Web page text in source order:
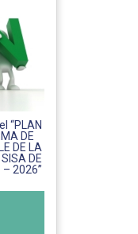
“PLAN
DE
DE LA
DE
– 2026”